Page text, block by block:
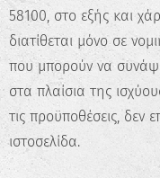
58100, στο εξής και
διατίθεται μόνο σε
που μπορούν να
στα πλαίσια της
τις προϋποθέσεις, δεν
ιστοσελίδα.